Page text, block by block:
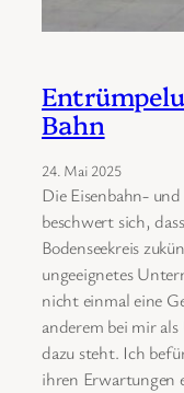
Bahn
24. Mai 2025
Die Eisenbahn-
beschwert sich,
Bodenseekreis
ungeeignetes
nicht einmal eine
anderem bei mir
dazu steht. Ich
ihren Erwartungen